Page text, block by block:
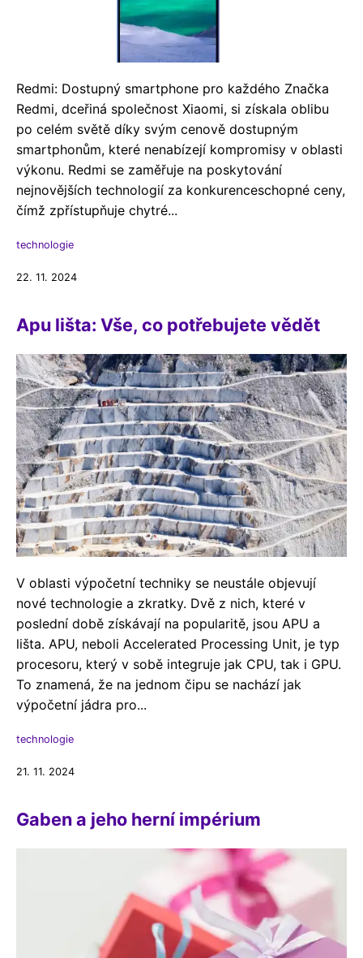
Redmi: Dostupný smartphone pro každého Značka
Redmi, dceřiná společnost Xiaomi, si získala oblibu
po celém světě díky svým cenově dostupným
smartphonům, které nenabízejí kompromisy v oblasti
výkonu. Redmi se zaměřuje na poskytování
nejnovějších technologií za konkurenceschopné ceny,
čímž zpřístupňuje chytré...
technologie
22. 11. 2024
Apu lišta: Vše, co potřebujete vědět
V oblasti výpočetní techniky se neustále objevují
nové technologie a zkratky. Dvě z nich, které v
poslední době získávají na popularitě, jsou APU a
lišta. APU, neboli Accelerated Processing Unit, je typ
procesoru, který v sobě integruje jak CPU, tak i GPU.
To znamená, že na jednom čipu se nachází jak
výpočetní jádra pro...
technologie
21. 11. 2024
Gaben a jeho herní impérium